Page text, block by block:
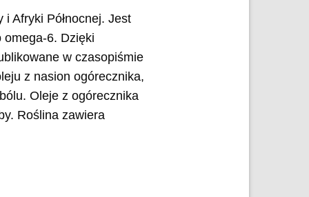
Afryki Północnej. Jest
omega-6. Dzięki
w czasopiśmie
z nasion ogórecznika,
Oleje z ogórecznika
Roślina zawiera